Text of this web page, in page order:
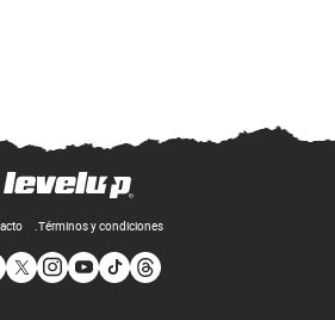
Términos y condiciones
in new window
Opens in new window
Opens in new window
Opens in new window
Opens in new window
Opens in new window